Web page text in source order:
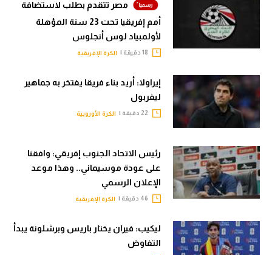
مصر تتقدم بطلب لاستضافة
أمم إفريقيا تحت 23 سنة المؤهلة
لأولمبياد لوس أنجلوس
الكرة الإفريقية
إيراولا: أريد بناء فريقا يفتخر به جماهير
ليفربول
الكرة الأوروبية
رئيس الاتحاد الجنوب إفريقي: وافقنا
على عودة موسيماني.. وهذا موعد
الإعلان الرسمي
الكرة الإفريقية
ليكيب: فيران يختار باريس وبرشلونة يبدأ
التفاوض